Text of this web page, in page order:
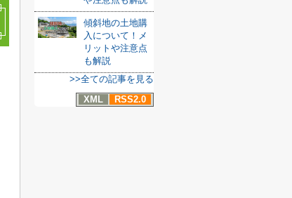
傾斜地の土地購
入について！メ
リットや注意点
も解説
>>全ての記事を見る
XML
RSS2.0